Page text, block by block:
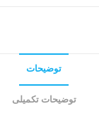
توضیحات
توضیحات تکمیلی